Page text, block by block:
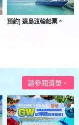
預約] 遠島渡輪船票。
請參閱清單。